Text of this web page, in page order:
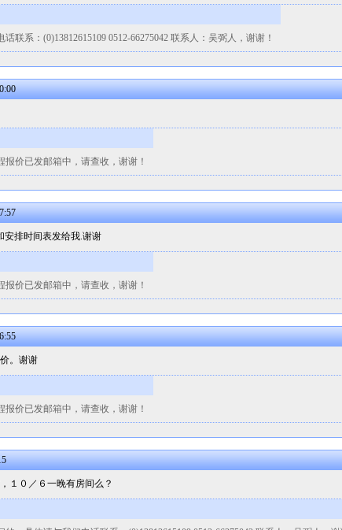
联系：(0)13812615109 0512-66275042 联系人：吴弼人，谢谢！
价已发邮箱中，请查收，谢谢！
安排时间表发给我.谢谢
价已发邮箱中，请查收，谢谢！
。谢谢
价已发邮箱中，请查收，谢谢！
１０／６一晚有房间么？